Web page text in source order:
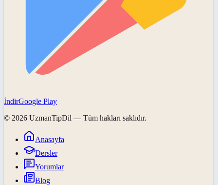
İndirGoogle Play
© 2026 UzmanTipDil — Tüm hakları saklıdır.
Anasayfa
Dersler
Yorumlar
Blog